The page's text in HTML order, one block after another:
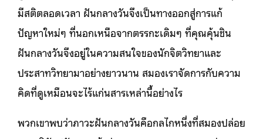
มีสติตลอดเวลา ฝันกลางวันจึงเป็นทางออกสู่การแก้
ปัญหาใหม่ๆ ที่นอกเหนือจากตรรกะเดิมๆ ที่คุณคุ้นชิน
ฝันกลางวันจึงอยู่ในความสนใจของนักจิตวิทยาและ
ประสาทวิทยามาอย่างยาวนาน สมองเราจัดการกับความ
คิดที่ดูเหมือนจะไร้แก่นสารเหล่านี้อย่างไร
พวกเขาพบว่าภาวะฝันกลางวันคือกลไกหนึ่งที่สมองปล่อย